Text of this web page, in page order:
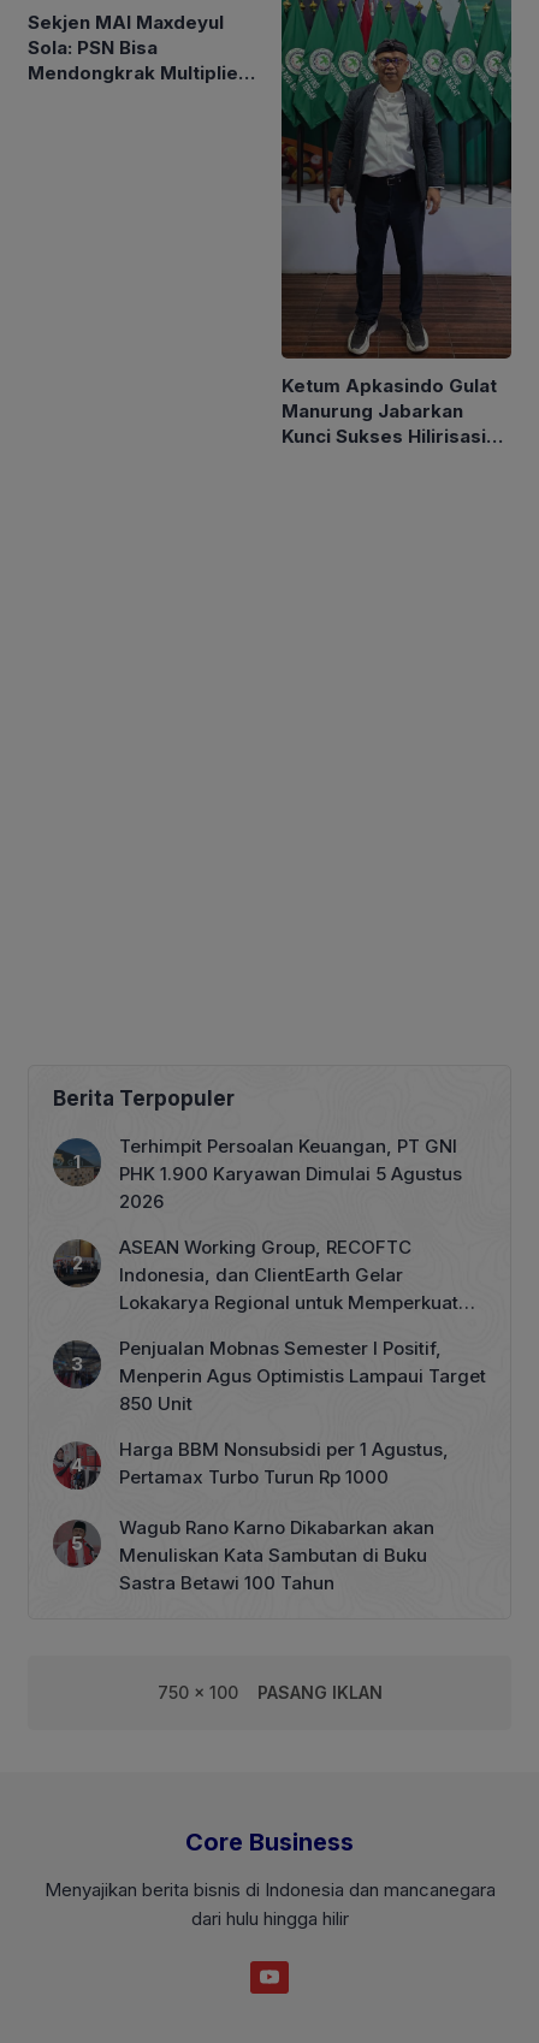
Sekjen MAI Maxdeyul
Sola: PSN Bisa
Mendongkrak Multiplier
Ketum Apkasindo Gulat
Manurung Jabarkan
Kunci Sukses Hilirisasi
Berita Terpopuler
Terhimpit Persoalan Keuangan, PT GNI
PHK 1.900 Karyawan Dimulai 5 Agustus
2026
ASEAN Working Group, RECOFTC
Indonesia, dan ClientEarth Gelar
Lokakarya Regional untuk Memperkuat
Penjualan Mobnas Semester I Positif,
Menperin Agus Optimistis Lampaui Target
850 Unit
Harga BBM Nonsubsidi per 1 Agustus,
Pertamax Turbo Turun Rp 1000
Wagub Rano Karno Dikabarkan akan
Menuliskan Kata Sambutan di Buku
Sastra Betawi 100 Tahun
750 x 100 PASANG IKLAN
Core Business
Menyajikan berita bisnis di Indonesia dan mancanegara
dari hulu hingga hilir